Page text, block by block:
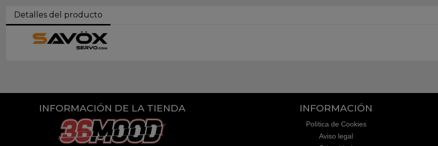
Detalles del producto
INFORMACIÓN DE LA TIENDA INFORMACIÓN
Política de Cookies
Aviso legal